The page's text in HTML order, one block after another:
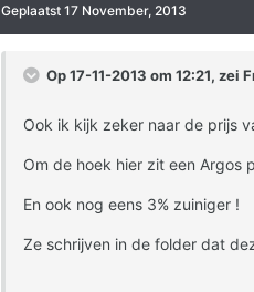
Geplaatst 17 November, 2013
Op 17-11-2013 om 12:21, zei
Ook ik kijk zeker naar de prijs
Om de hoek hier zit een Argos
En ook nog eens 3% zuiniger !
Ze schrijven in de folder dat